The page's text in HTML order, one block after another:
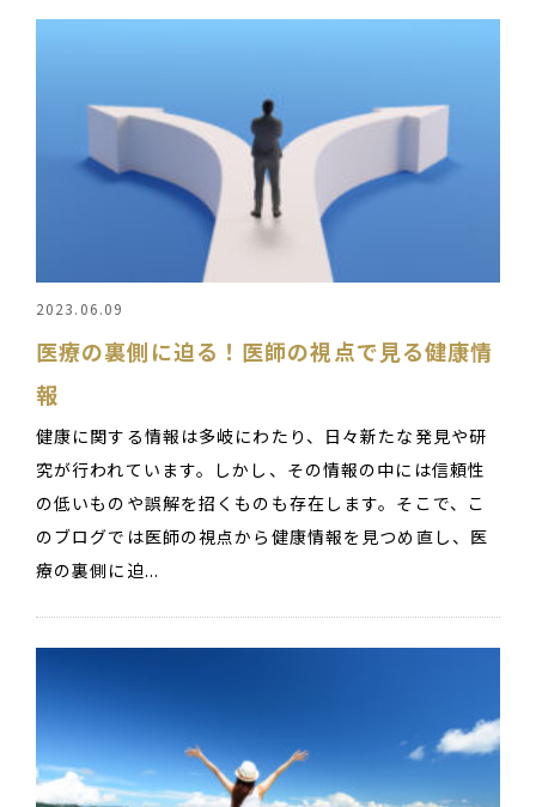
2023.06.09
医療の裏側に迫る！医師の視点で見る健康情
報
健康に関する情報は多岐にわたり、日々新たな発見や研
究が行われています。しかし、その情報の中には信頼性
の低いものや誤解を招くものも存在します。そこで、こ
のブログでは医師の視点から健康情報を見つめ直し、医
療の裏側に迫...